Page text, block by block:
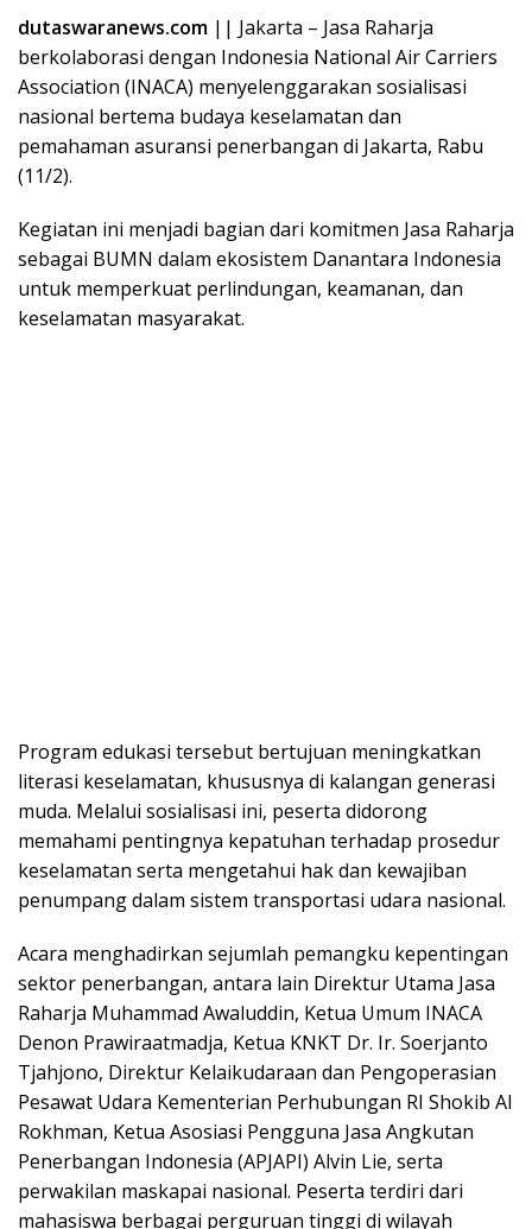
dutaswaranews.com || Jakarta – Jasa Raharja
berkolaborasi dengan Indonesia National Air Carriers
Association (INACA) menyelenggarakan sosialisasi
nasional bertema budaya keselamatan dan
pemahaman asuransi penerbangan di Jakarta, Rabu
(11/2).
Kegiatan ini menjadi bagian dari komitmen Jasa Raharja
sebagai BUMN dalam ekosistem Danantara Indonesia
untuk memperkuat perlindungan, keamanan, dan
keselamatan masyarakat.
Program edukasi tersebut bertujuan meningkatkan
literasi keselamatan, khususnya di kalangan generasi
muda. Melalui sosialisasi ini, peserta didorong
memahami pentingnya kepatuhan terhadap prosedur
keselamatan serta mengetahui hak dan kewajiban
penumpang dalam sistem transportasi udara nasional.
Acara menghadirkan sejumlah pemangku kepentingan
sektor penerbangan, antara lain Direktur Utama Jasa
Raharja Muhammad Awaluddin, Ketua Umum INACA
Denon Prawiraatmadja, Ketua KNKT Dr. Ir. Soerjanto
Tjahjono, Direktur Kelaikudaraan dan Pengoperasian
Pesawat Udara Kementerian Perhubungan RI Shokib Al
Rokhman, Ketua Asosiasi Pengguna Jasa Angkutan
Penerbangan Indonesia (APJAPI) Alvin Lie, serta
perwakilan maskapai nasional. Peserta terdiri dari
mahasiswa berbagai perguruan tinggi di wilayah